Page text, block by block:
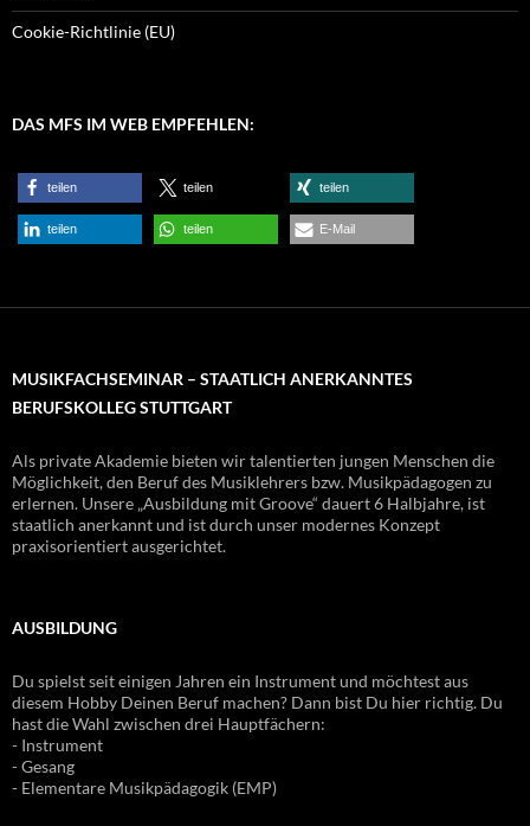
Cookie-Richtlinie (EU)
DAS MFS IM WEB EMPFEHLEN:
teilen teilen teilen
teilen teilen E-Mail
MUSIKFACHSEMINAR – STAATLICH ANERKANNTES
BERUFSKOLLEG STUTTGART
Als private Akademie bieten wir talentierten jungen Menschen die
Möglichkeit, den Beruf des Musiklehrers bzw. Musikpädagogen zu
erlernen. Unsere „Ausbildung mit Groove“ dauert 6 Halbjahre, ist
staatlich anerkannt und ist durch unser modernes Konzept
praxisorientiert ausgerichtet.
AUSBILDUNG
Du spielst seit einigen Jahren ein Instrument und möchtest aus
diesem Hobby Deinen Beruf machen? Dann bist Du hier richtig. Du
hast die Wahl zwischen drei Hauptfächern:
- Instrument
- Gesang
- Elementare Musikpädagogik (EMP)